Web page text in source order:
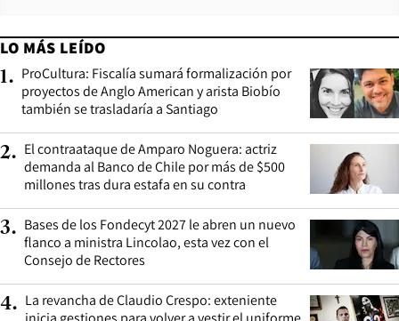
LO MÁS LEÍDO
1. ProCultura: Fiscalía sumará formalización por
proyectos de Anglo American y arista Biobío
también se trasladaría a Santiago
2. El contraataque de Amparo Noguera: actriz
demanda al Banco de Chile por más de $500
millones tras dura estafa en su contra
3. Bases de los Fondecyt 2027 le abren un nuevo
flanco a ministra Lincolao, esta vez con el
Consejo de Rectores
4. La revancha de Claudio Crespo: exteniente